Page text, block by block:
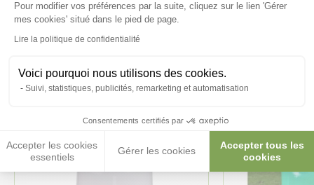
Pour modifier vos préférences par la suite, cliquez sur le lien 'Gérer
mes cookies' situé dans le pied de page.
Lire la politique de confidentialité
Voici pourquoi nous utilisons des cookies.
Suivi, statistiques, publicités, remarketing et automatisation
Consentements certifiés par
Accepter les cookies
essentiels
Gérer les cookies
Accepter tous les
cookies
Axeptio consent
intéresser